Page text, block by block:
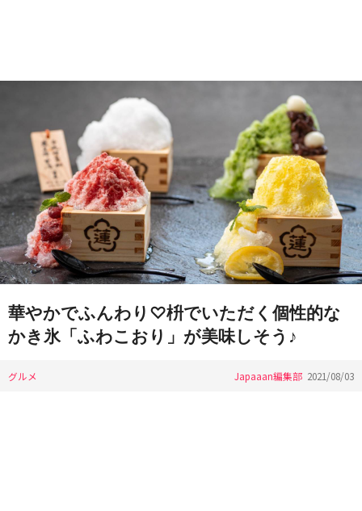
華やかでふんわり♡枡でいただく個性的な
かき氷「ふわこおり」が美味しそう♪
グルメ Japaaan編集部 2021/08/03